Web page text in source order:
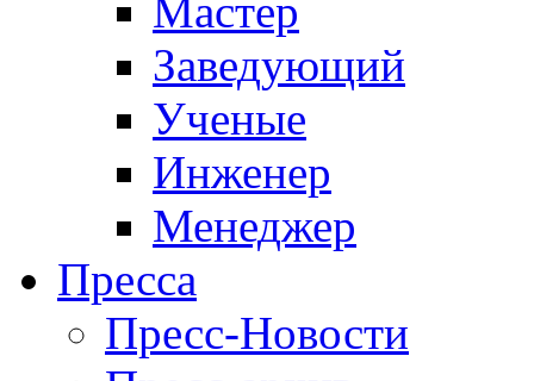
Мастер
Заведующий
Ученые
Инженер
Менеджер
Пресса
Пресс-Новости